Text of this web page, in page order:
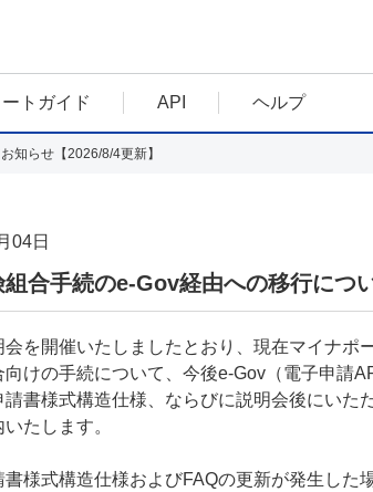
トガイド API ヘルプ
知らせ【2026/8/4更新】
04日
合手続のe-Gov経由への移行につ
会を開催いたしましたとおり、現在マイナ
向けの手続について、今後e-Gov（電子申請
請書様式構造仕様、ならびに説明会後にいた
たします。
書様式構造仕様およびFAQの更新が発生し